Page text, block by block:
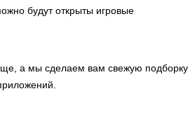
будут открыты игровые
а мы сделаем вам свежую подборку